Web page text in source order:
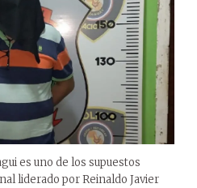
es uno de los supuestos
liderado por Reinaldo Javier